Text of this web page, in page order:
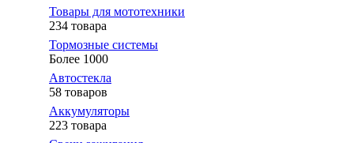
Товары для мототехники
234 товара
Тормозные системы
Более 1000
Автостекла
58 товаров
Аккумуляторы
223 товара